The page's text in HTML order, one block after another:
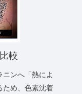
較
ンへ「熱によ
ため、色素沈着